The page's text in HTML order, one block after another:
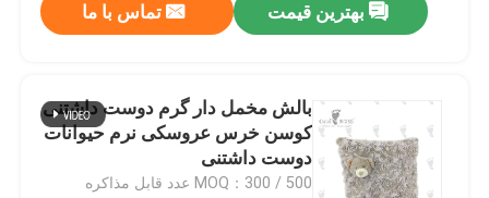
بهترین قیمت تماس با ما
بالش مخمل دار گرم دوست داشتنی
کوسن خرس عروسکی نرم حیوانات
دوست داشتنی
MOQ：300 / 500 عدد قابل مذاکره